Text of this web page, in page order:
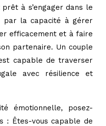
à s’engager dans le
par la capacité à gérer
efficacement et à faire
partenaire. Un couple
capable de traverser
avec résilience et
émotionnelle, posez-
: Êtes-vous capable de